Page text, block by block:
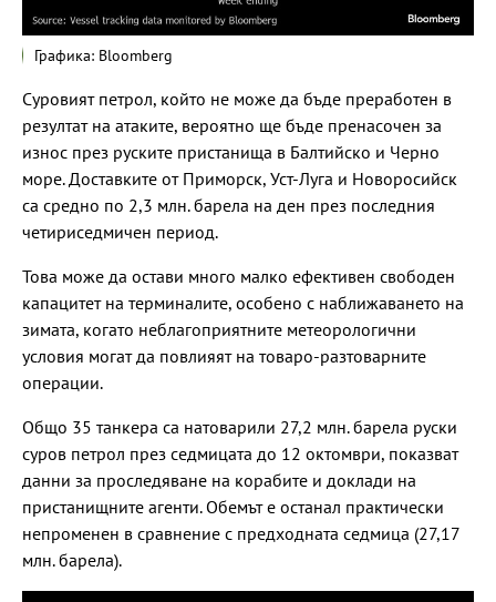
Графика: Bloomberg
Суровият петрол, който не може да бъде преработен в
резултат на атаките, вероятно ще бъде пренасочен за
износ през руските пристанища в Балтийско и Черно
море. Доставките от Приморск, Уст-Луга и Новоросийск
са средно по 2,3 млн. барела на ден през последния
четириседмичен период.
Това може да остави много малко ефективен свободен
капацитет на терминалите, особено с наближаването на
зимата, когато неблагоприятните метеорологични
условия могат да повлияят на товаро-разтоварните
операции.
Общо 35 танкера са натоварили 27,2 млн. барела руски
суров петрол през седмицата до 12 октомври, показват
данни за проследяване на корабите и доклади на
пристанищните агенти. Обемът е останал практически
непроменен в сравнение с предходната седмица (27,17
млн. барела).